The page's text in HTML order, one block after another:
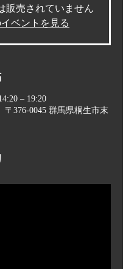
販売されていません
ベントを見る
– 19:20
〒376-0045 群馬県桐生市末